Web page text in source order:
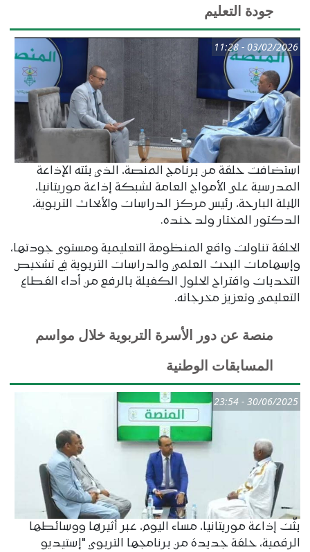
جودة التعليم
03/02/2026 - 11:28
استضافت حلقة من برنامج المنصة، الذي بثته الإذاعة
المدرسية على الأمواج العامة لشبكة إذاعة موريتانيا،
الليلة البارحة، رئيس مركز الدراسات والأبحاث التربوية،
الدكتور المختار ولد حنده.
الحلقة تناولت واقع المنظومة التعليمية ومستوى جودتها،
وإسهامات البحث العلمي والدراسات التربوية في تشخيص
التحديات واقتراح الحلول الكفيلة بالرفع من أداء القطاع
التعليمي وتعزيز مخرجاته.
منصة عن دور الأسرة التربوية خلال مواسم
المسابقات الوطنية
30/06/2025 - 23:54
بثّت إذاعة موريتانيا، مساء اليوم، عبر أثيرها ووسائطها
الرقمية، حلقة جديدة من برنامجها التربوي "إستيديو